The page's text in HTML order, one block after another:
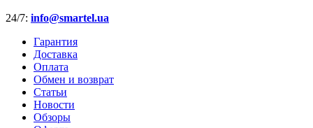
24/7: info@smartel.ua
Гарантия
Доставка
Оплата
Обмен и возврат
Статьи
Новости
Обзоры